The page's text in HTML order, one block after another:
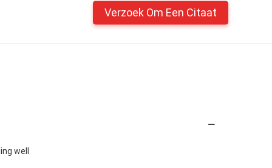
Verzoek Om Een Citaat
well